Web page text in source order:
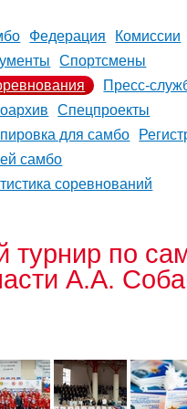
Федерация
Комиссии
Спортсмены
Пресс-
Спецпроекты
для самбо
самбо
соревнований
турнир по
А.А.